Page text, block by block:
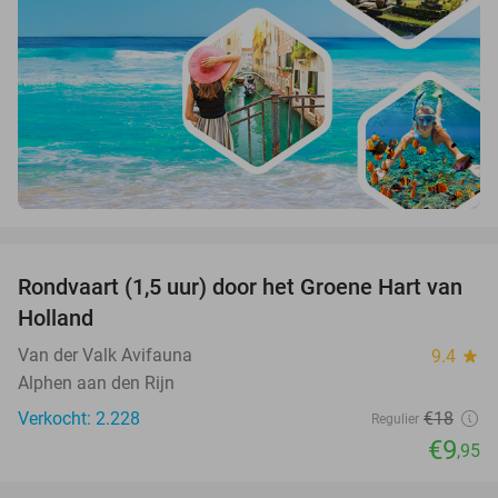
45%
Rondvaart (1,5 uur) door het Groene Hart van
Holland
Van der Valk Avifauna 9.4 star
Alphen aan den Rijn
Verkocht: 2.228
Regulier €18
€9,95